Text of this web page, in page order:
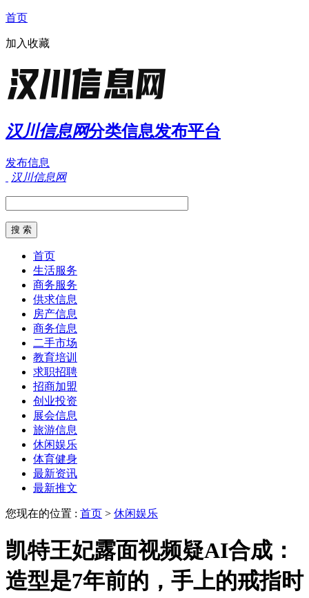
首页
加入收藏
汉川信息网分类信息发布平台
发布信息
汉川信息网
首页
生活服务
商务服务
供求信息
房产信息
商务信息
二手市场
教育培训
求职招聘
招商加盟
创业投资
展会信息
旅游信息
休闲娱乐
体育健身
最新资讯
最新推文
您现在的位置 : 首页 > 休闲娱乐
凯特王妃露面视频疑AI合成：
造型是7年前的，手上的戒指时